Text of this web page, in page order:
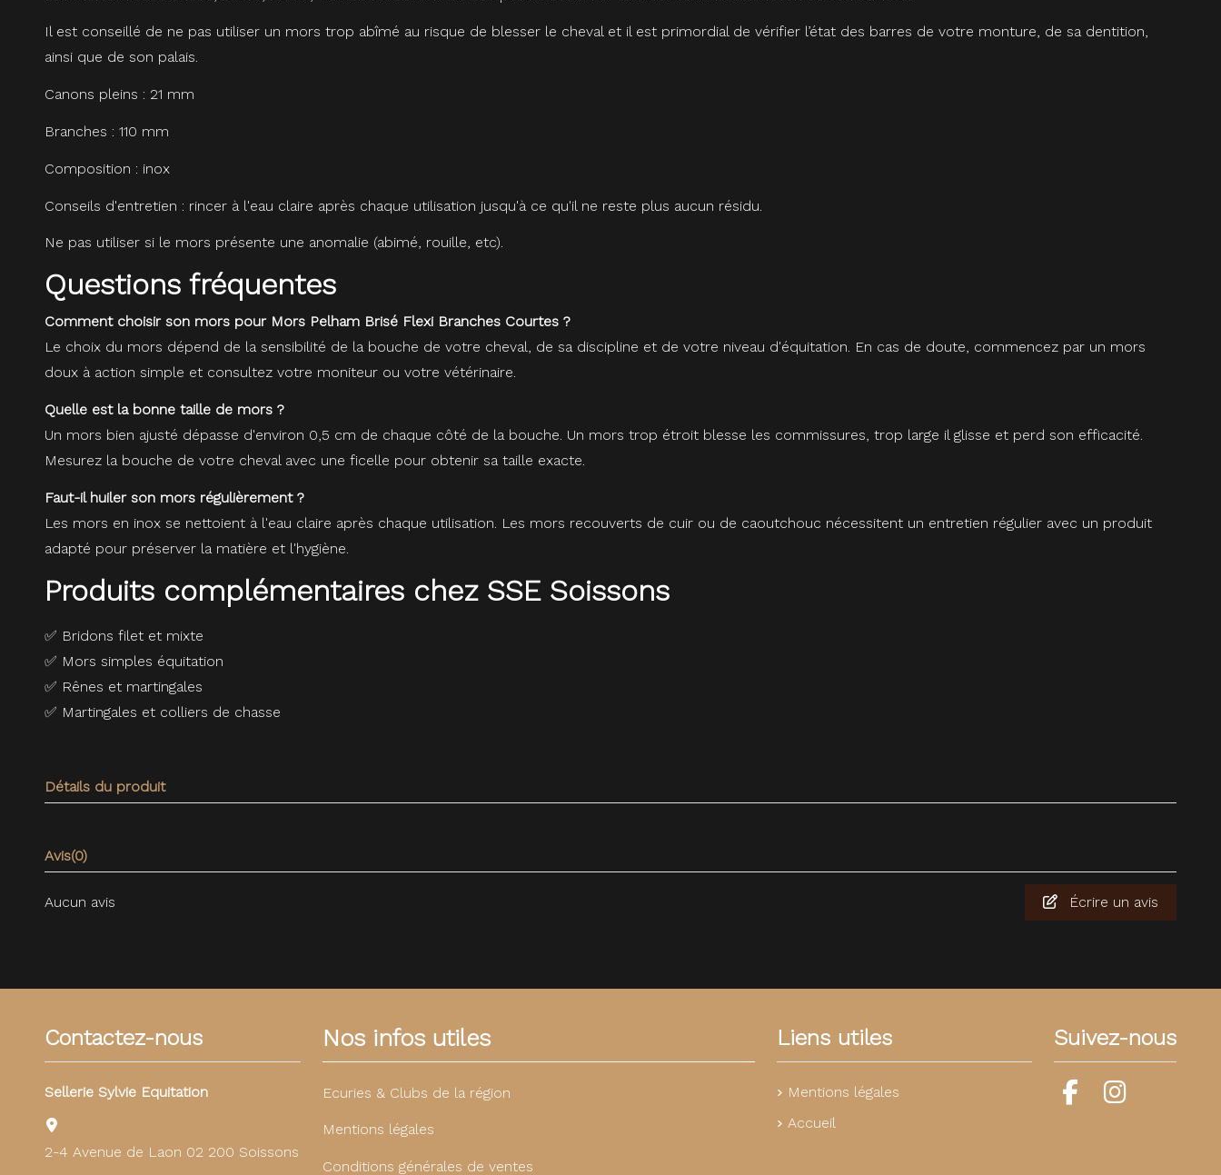
Il est conseillé de ne pas utiliser un mors trop abîmé au risque de blesser le cheval et il est primordial de vérifier l’état des barres de votre monture, de sa dentition,
ainsi que de son palais.
Canons pleins : 21 mm
Branches : 110 mm
Composition : inox
Conseils d'entretien : rincer à l'eau claire après chaque utilisation jusqu'à ce qu'il ne reste plus aucun résidu.
Ne pas utiliser si le mors présente une anomalie (abimé, rouille, etc).
Questions fréquentes
Comment choisir son mors pour Mors Pelham Brisé Flexi Branches Courtes ?
Le choix du mors dépend de la sensibilité de la bouche de votre cheval, de sa discipline et de votre niveau d'équitation. En cas de doute, commencez par un mors
doux à action simple et consultez votre moniteur ou votre vétérinaire.
Quelle est la bonne taille de mors ?
Un mors bien ajusté dépasse d'environ 0,5 cm de chaque côté de la bouche. Un mors trop étroit blesse les commissures, trop large il glisse et perd son efficacité.
Mesurez la bouche de votre cheval avec une ficelle pour obtenir sa taille exacte.
Faut-il huiler son mors régulièrement ?
Les mors en inox se nettoient à l'eau claire après chaque utilisation. Les mors recouverts de cuir ou de caoutchouc nécessitent un entretien régulier avec un produit
adapté pour préserver la matière et l'hygiène.
Produits complémentaires chez SSE Soissons
✅ Bridons filet et mixte
✅ Mors simples équitation
✅ Rênes et martingales
✅ Martingales et colliers de chasse
Détails du produit
Avis(0)
Aucun avis Écrire un avis
Contactez-nous
Sellerie Sylvie Equitation
2-4 Avenue de Laon 02 200 Soissons
Nos infos utiles
Ecuries & Clubs de la région
Mentions légales
Conditions générales de ventes
Liens utiles
Mentions légales
Accueil
Suivez-nous